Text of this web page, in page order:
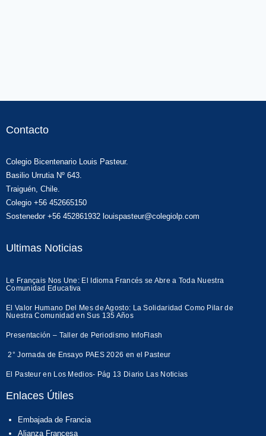
Contacto
Colegio Bicentenario Louis Pasteur.
Basilio Urrutia Nº 643.
Traiguén, Chile.
Colegio +56 452665150
Sostenedor +56 452861932 louispasteur@colegiolp.com
Ultimas Noticias
Le Français Nos Une: El Idioma Francés se Abre a Toda Nuestra
Comunidad Educativa
El Valor Humano Del Mes de Agosto: La Solidaridad Como Pilar de
Nuestra Comunidad en Sus 135 Años
Presentación – Taller de Periodismo InfoFlash
2° Jornada de Ensayo PAES 2026 en el Pasteur
El Pasteur en Los Medios- Pág 13 Diario Las Noticias
Enlaces Útiles
Embajada de Francia
Alianza Francesa